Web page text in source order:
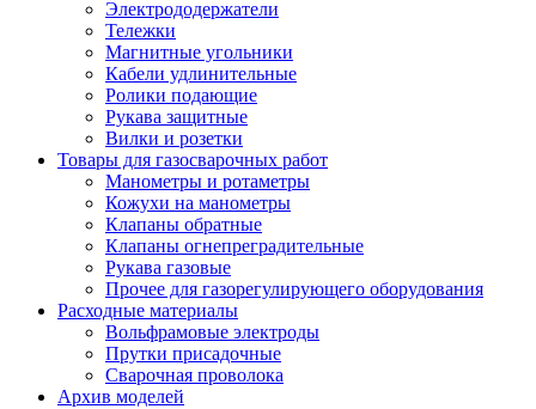
Электрододержатели
Тележки
Магнитные угольники
Кабели удлинительные
Ролики подающие
Рукава защитные
Вилки и розетки
Товары для газосварочных работ
Манометры и ротаметры
Кожухи на манометры
Клапаны обратные
Клапаны огнепреградительные
Рукава газовые
Прочее для газорегулирующего оборудования
Расходные материалы
Вольфрамовые электроды
Прутки присадочные
Сварочная проволока
Архив моделей